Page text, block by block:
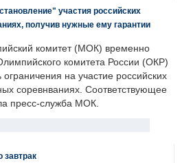
участия российских
получив нужные ему гарантии
комитет (МОК) временно
комитета России (ОКР)
на участие российских
соревнваниях. Соответствующее
пресс-служба МОК.
завтрак